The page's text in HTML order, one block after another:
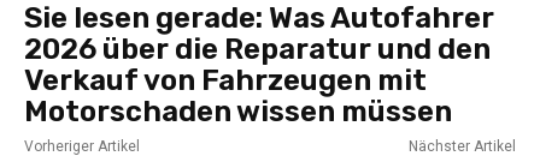
Sie lesen gerade: Was Autofahrer
2026 über die Reparatur und den
Verkauf von Fahrzeugen mit
Motorschaden wissen müssen
Vorheriger Artikel Nächster Artikel